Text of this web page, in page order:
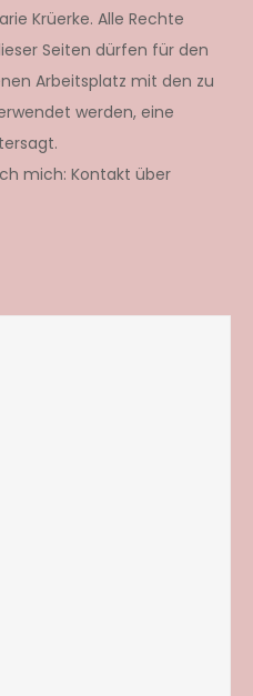
Krüerke. Alle Rechte
Seiten dürfen für den
Arbeitsplatz mit den zu
werden, eine
mich: Kontakt über